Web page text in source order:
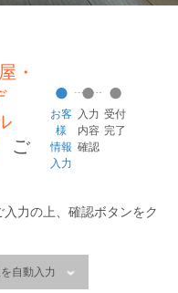
・
ご
お客
様
情報
入力
入力
内容
確認
受付
完了
力の上、 確認ボタンをク
自動入力